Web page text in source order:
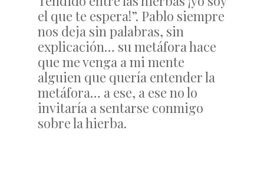
el que te espera!”. Pablo siempre
nos deja sin palabras, sin
explicación… su metáfora hace
que me venga a mi mente
alguien que quería entender la
metáfora… a ese, a ese no lo
invitaría a sentarse conmigo
sobre la hierba.